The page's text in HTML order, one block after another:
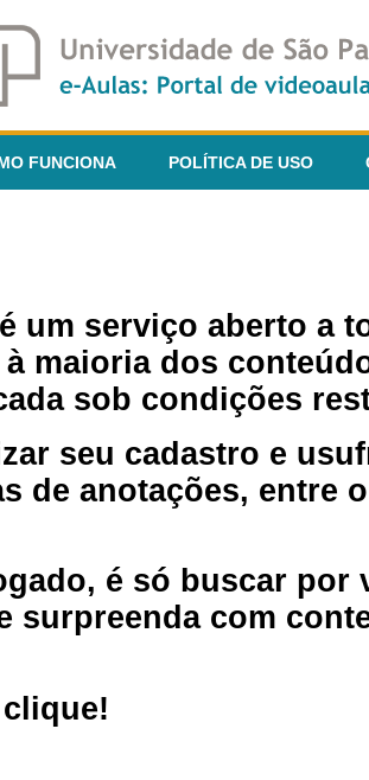
FUNCIONA POLÍTICA DE USO
um serviço aberto a
maioria dos
sob condições
seu cadastro e
de anotações, entre
é só buscar por
surpreenda com